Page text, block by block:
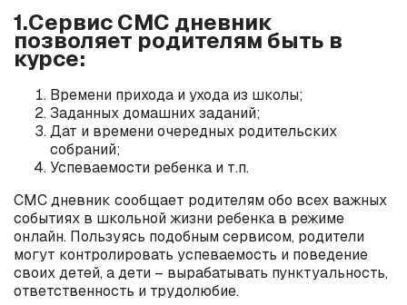
1.Сервис СМС дневник
позволяет родителям быть в
курсе:
Времени прихода и ухода из школы;
Заданных домашних заданий;
Дат и времени очередных родительских
собраний;
Успеваемости ребенка и т.п.
СМС дневник сообщает родителям обо всех важных
событиях в школьной жизни ребенка в режиме
онлайн. Пользуясь подобным сервисом, родители
могут контролировать успеваемость и поведение
своих детей, а дети – вырабатывать пунктуальность,
ответственность и трудолюбие.